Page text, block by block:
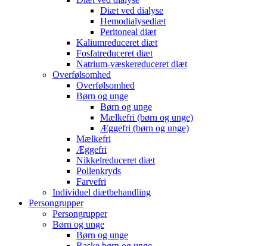
Diæt ved dialyse
Hemodialysediæt
Peritoneal diæt
Kaliumreduceret diæt
Fosfatreduceret diæt
Natrium-væskereduceret diæt
Overfølsomhed
Overfølsomhed
Børn og unge
Børn og unge
Mælkefri (børn og unge)
Æggefri (børn og unge)
Mælkefri
Æggefri
Nikkelreduceret diæt
Pollenkryds
Farvefri
Individuel diætbehandling
Persongrupper
Persongrupper
Børn og unge
Børn og unge